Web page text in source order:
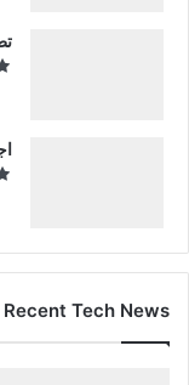
Recent Tech News